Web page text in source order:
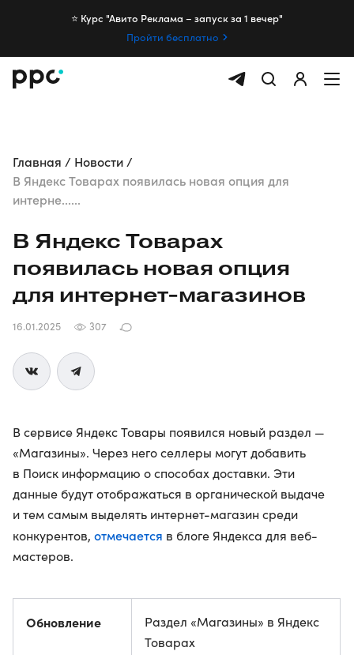
⭐️ Курс "Авито Реклама – запуск за 1 вечер"
Пройти бесплатно
Главная
Новости
В Яндекс Товарах появилась новая опция для
интерне......
В Яндекс Товарах
появилась новая опция
для интернет-магазинов
16.01.2025 307
В сервисе Яндекс Товары появился новый раздел —
«Магазины». Через него селлеры могут добавить
в Поиск информацию о способах доставки. Эти
данные будут отображаться в органической выдаче
и тем самым выделять интернет-магазин среди
конкурентов, отмечается в блоге Яндекса для веб-
мастеров.
Обновление
Раздел «Магазины» в Яндекс
Товарах